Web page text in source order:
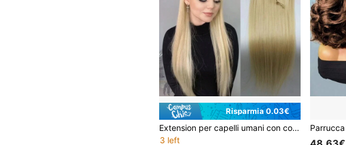
Risparmia 0.03€
Extension per capelli umani con coda di cavallo con coulisse, molletta, colore naturale, lisci, extension per capelli con coda di cavallo da avvolgere, per donne
3 left